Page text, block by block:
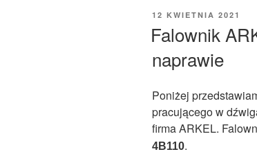
OPUBLIKOWANE
12 KWIETNIA 2021
Falownik
naprawie
Poniżej
pracującego w
firma ARKEL.
4B110.